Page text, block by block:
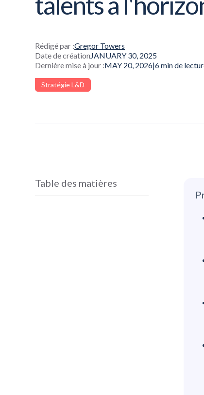
Rédigé par :Gregor Towers
Date de créationJANUARY 30, 2025
Dernière mise à jour :MAY 20, 2026|6min de
Stratégie L&D
Table des matières